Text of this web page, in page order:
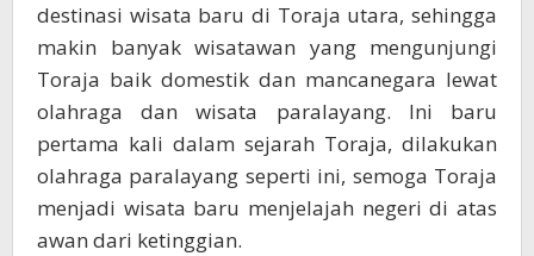
destinasi wisata baru di Toraja utara, sehingga
makin banyak wisatawan yang mengunjungi
Toraja baik domestik dan mancanegara lewat
olahraga dan wisata paralayang. Ini baru
pertama kali dalam sejarah Toraja, dilakukan
olahraga paralayang seperti ini, semoga Toraja
menjadi wisata baru menjelajah negeri di atas
awan dari ketinggian.